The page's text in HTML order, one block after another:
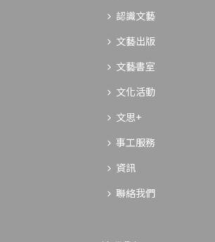
認識文藝
文藝出版
文藝書室
文化活動
文思+
事工服務
資訊
聯絡我們